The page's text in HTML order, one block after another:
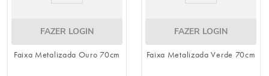
FAZER LOGIN
Faixa Metalizada Ouro 70cm
FAZER LOGIN
Faixa Metalizada Verde 70cm